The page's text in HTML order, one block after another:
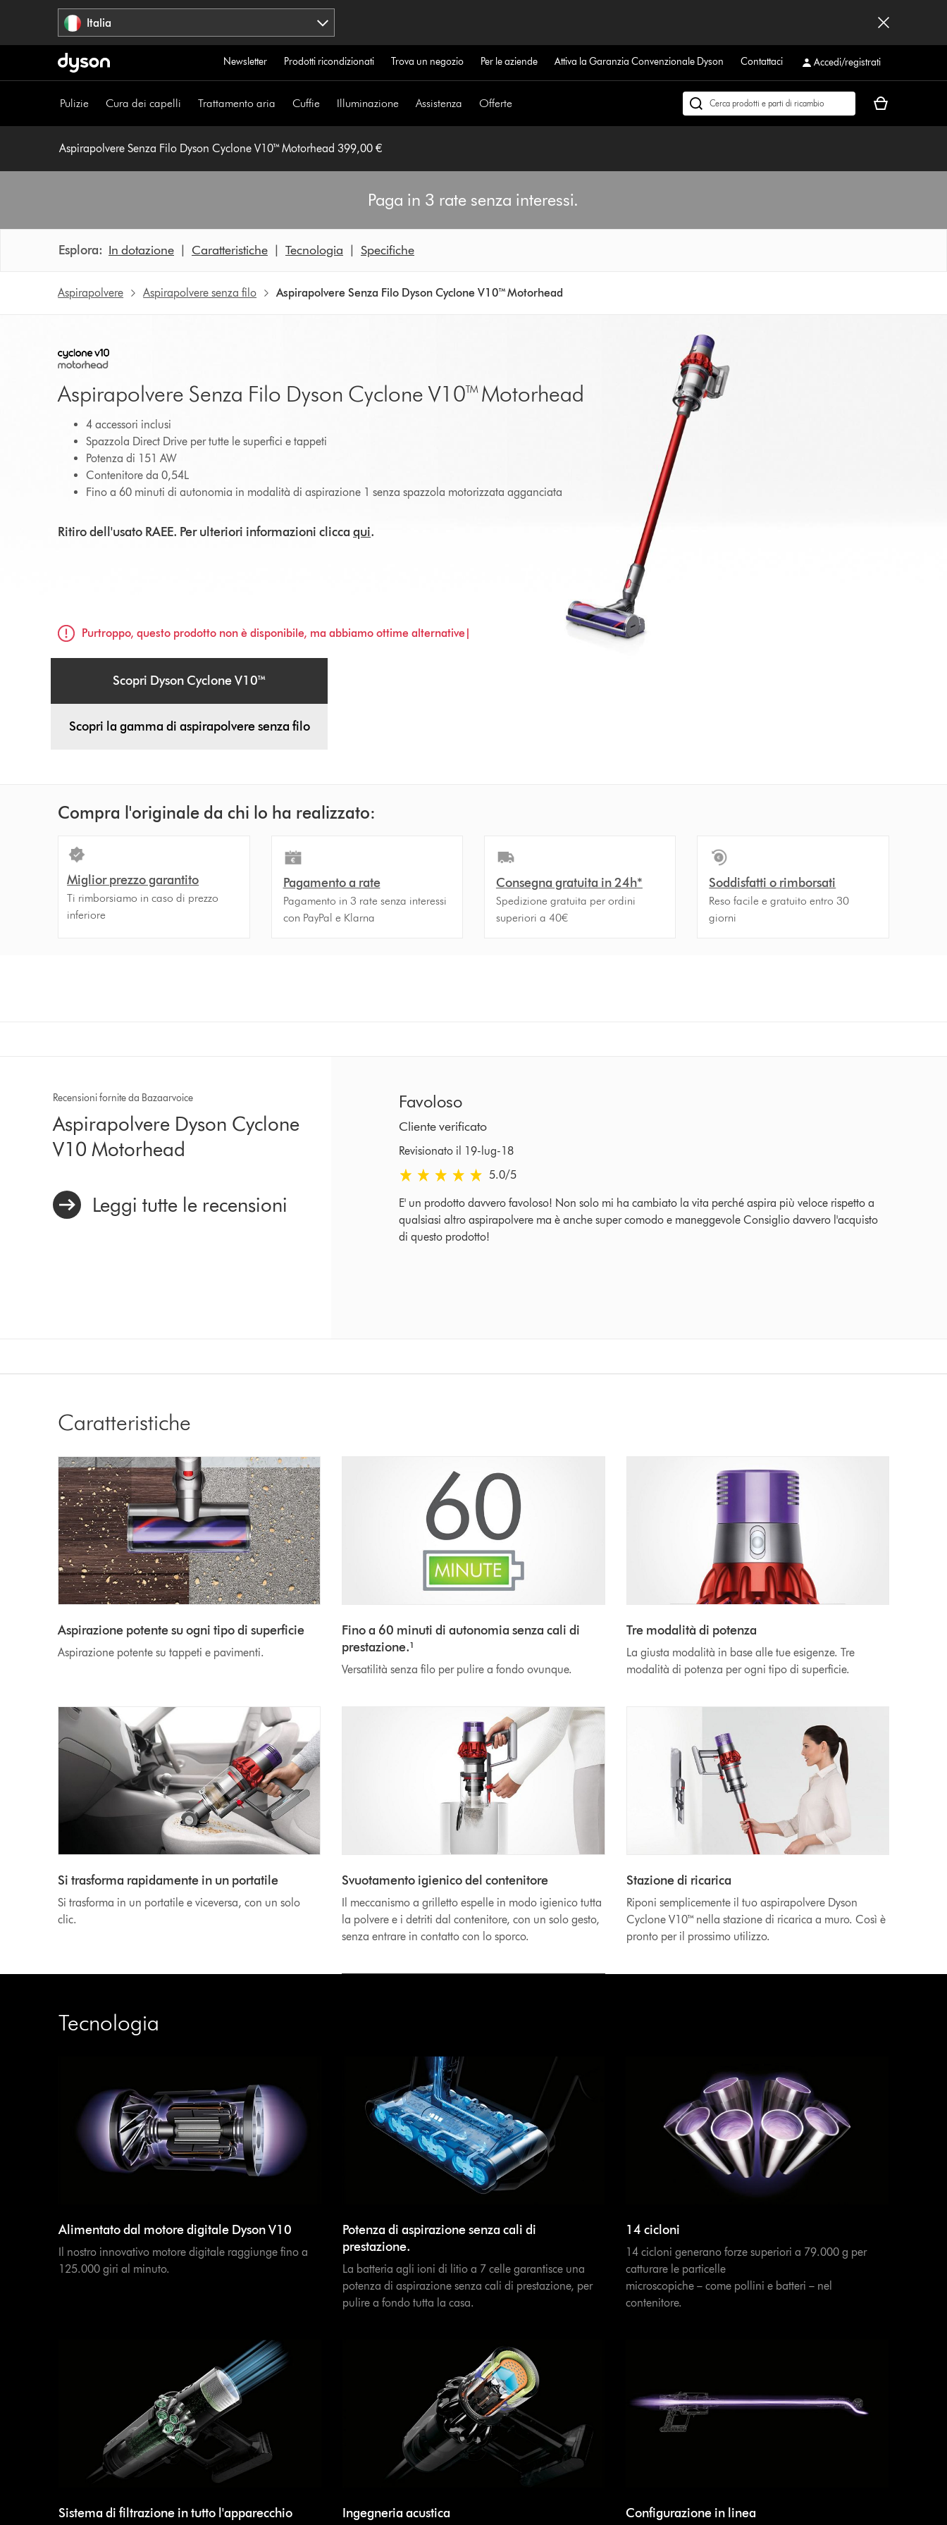
Italia
Newsletter Prodotti ricondizionati Trova un negozio Per le aziende Attiva la Garanzia Convenzionale Dyson Contattaci Accedi/registrati
Pulizie Cura dei capelli Trattamento aria Cuffie Illuminazione Assistenza Offerte
Cerca
Il
Aspirapolvere Senza Filo Dyson Cyclone V10™ Motorhead 399,00 €
Paga in 3 rate senza interessi.
Esplora: In dotazione | Caratteristiche | Tecnologia | Specifiche
Aspirapolvere Aspirapolvere senza filo Aspirapolvere Senza Filo Dyson Cyclone V10™ Motorhead
Aspirapolvere Senza Filo Dyson Cyclone V10™ Motorhead
4 accessori inclusi
Spazzola Direct Drive per tutte le superfici e tappeti
Potenza di 151 AW
Contenitore da 0,54L
Fino a 60 minuti di autonomia in modalità di aspirazione 1 senza spazzola motorizzata agganciata
Ritiro dell'usato RAEE. Per ulteriori informazioni cliccaqui.
Purtroppo, questo prodotto non è disponibile, ma abbiamo ottime alternative|
Scopri Dyson Cyclone V10™
Scopri la gamma di aspirapolvere senza filo
Compra l'originale da chi lo ha realizzato:
Miglior prezzo garantito
Ti rimborsiamo in caso di prezzo
inferiore
Pagamento a rate
Pagamento in 3 rate senza interessi
con PayPal e Klarna
Consegna gratuita in 24h*
Spedizione gratuita per ordini
superiori a 40€
Soddisfatti o rimborsati
Reso facile e gratuito entro 30
giorni
Recensioni fornite da Bazaarvoice
Aspirapolvere Dyson Cyclone
V10 Motorhead
Leggi tutte le recensioni
Favoloso
Cliente verificato
Revisionato il 19-lug-18
5.0 stelle su 5 da Revisionato il 19-lug-18 Ratings
5.0/5
E' un prodotto davvero favoloso! Non solo mi ha cambiato la vita perché aspira più veloce rispetto a
qualsiasi altro aspirapolvere ma è anche super comodo e maneggevole Consiglio davvero l'acquisto
di questo prodotto!
Caratteristiche
Aspirazione potente su ogni tipo di superficie
Aspirazione potente su tappeti e pavimenti.
Fino a 60 minuti di autonomia senza cali di
prestazione.¹
Versatilità senza filo per pulire a fondo ovunque.
Tre modalità di potenza
La giusta modalità in base alle tue esigenze. Tre
modalità di potenza per ogni tipo di superficie.
Si trasforma rapidamente in un portatile
Si trasforma in un portatile e viceversa, con un solo
clic.
Svuotamento igienico del contenitore
Il meccanismo a grilletto espelle in modo igienico tutta
la polvere e i detriti dal contenitore, con un solo gesto,
senza entrare in contatto con lo sporco.
Stazione di ricarica
Riponi semplicemente il tuo aspirapolvere Dyson
Cyclone V10™ nella stazione di ricarica a muro. Così è
pronto per il prossimo utilizzo.
Tecnologia
Alimentato dal motore digitale Dyson V10
Il nostro innovativo motore digitale raggiunge fino a
125.000 giri al minuto.
Potenza di aspirazione senza cali di
prestazione.
La batteria agli ioni di litio a 7 celle garantisce una
potenza di aspirazione senza cali di prestazione, per
pulire a fondo tutta la casa.
14 cicloni
14 cicloni generano forze superiori a 79.000 g per
catturare le particelle
microscopiche – come pollini e batteri – nel
contenitore.
Sistema di filtrazione in tutto l'apparecchio Ingegneria acustica Configurazione in linea